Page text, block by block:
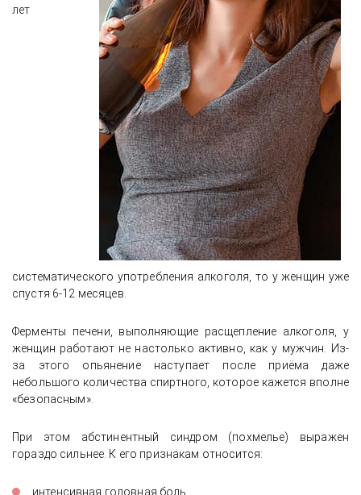
лет
систематического употребления алкоголя, то у женщин уже
спустя 6-12 месяцев.
Ферменты печени, выполняющие расщепление алкоголя, у
женщин работают не настолько активно, как у мужчин. Из-
за этого опьянение наступает после приёма даже
небольшого количества спиртного, которое кажется вполне
«безопасным».
При этом абстинентный синдром (похмелье) выражен
гораздо сильнее. К его признакам относится:
интенсивная головная боль,